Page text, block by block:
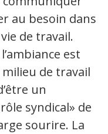
au besoin dans
de travail.
est
milieu de travail
un
syndical» de
sourire. La